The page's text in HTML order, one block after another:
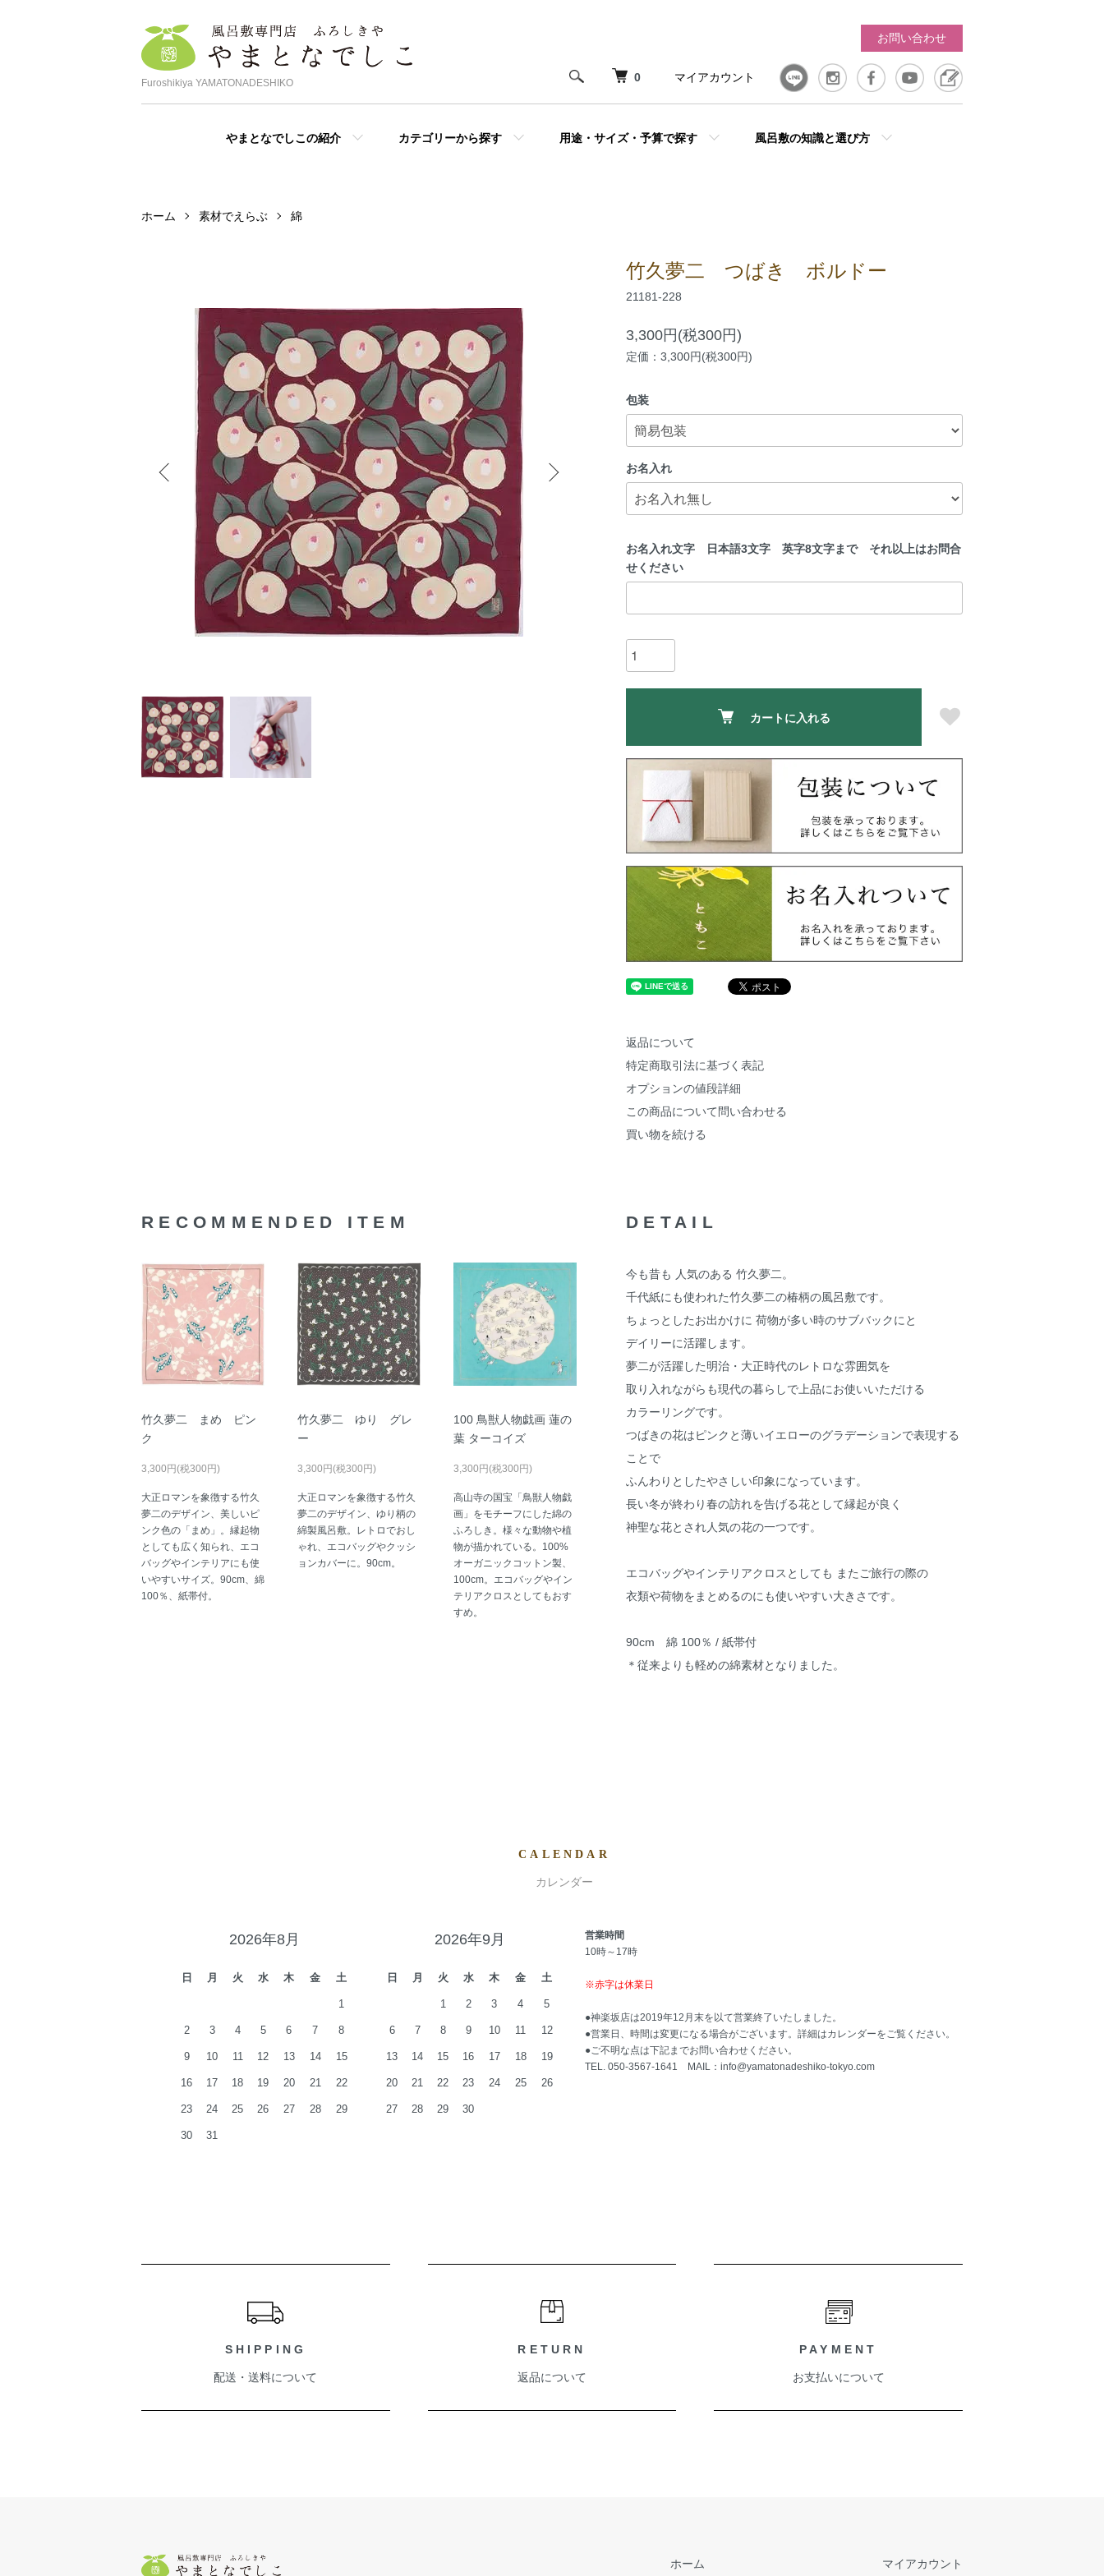
Furoshikiya YAMATONADESHIKO
お問い合わせ
0
やまとなでしこの紹介 カテゴリーから探す 用途・サイズ・予算で探す 風呂敷の知識と選び方
マイアカウント
ホーム 素材でえらぶ 綿
竹久夢二 つばき ボルドー
21181-228
3,300円(税300円)
定価：3,300円(税300円)
包装
お名入れ
お名入れ文字 日本語3文字 英字8文字まで それ以上はお問合
せください
カートに入れる
返品について
特定商取引法に基づく表記
オプションの値段詳細
この商品について問い合わせる
買い物を続ける
DETAIL
今も昔も 人気のある 竹久夢二。
千代紙にも使われた竹久夢二の椿柄の風呂敷です。
ちょっとしたお出かけに 荷物が多い時のサブバックにと
デイリーに活躍します。
夢二が活躍した明治・大正時代のレトロな雰囲気を
取り入れながらも現代の暮らしで上品にお使いいただける
カラーリングです。
つばきの花はピンクと薄いイエローのグラデーションで表現する
ことで
ふんわりとしたやさしい印象になっています。
長い冬が終わり春の訪れを告げる花として縁起が良く
神聖な花とされ人気の花の一つです。
エコバッグやインテリアクロスとしても またご旅行の際の
衣類や荷物をまとめるのにも使いやすい大きさです。
90cm 綿 100％ / 紙帯付
＊従来よりも軽めの綿素材となりました。
RECOMMENDED ITEM
竹久夢二 まめ ピン
ク
3,300円(税300円)
大正ロマンを象徴する竹久
夢二のデザイン、美しいピ
ンク色の「まめ」。縁起物
としても広く知られ、エコ
バッグやインテリアにも使
いやすいサイズ。90cm、綿
100％、紙帯付。
竹久夢二 ゆり グレ
ー
3,300円(税300円)
大正ロマンを象徴する竹久
夢二のデザイン、ゆり柄の
綿製風呂敷。レトロでおし
ゃれ、エコバッグやクッシ
ョンカバーに。90cm。
100 鳥獣人物戯画 蓮の
葉 ターコイズ
3,300円(税300円)
高山寺の国宝「鳥獣人物戯
画」をモチーフにした綿の
ふろしき。様々な動物や植
物が描かれている。100%
オーガニックコットン製、
100cm。エコバッグやイン
テリアクロスとしてもおす
すめ。
CALENDAR
カレンダー
2026年8月
日 月 火 水 木 金 土
1
2 3 4 5 6 7 8
9 10 11 12 13 14 15
16 17 18 19 20 21 22
23 24 25 26 27 28 29
30 31
2026年9月
日 月 火 水 木 金 土
1 2 3 4 5
6 7 8 9 10 11 12
13 14 15 16 17 18 19
20 21 22 23 24 25 26
27 28 29 30
営業時間
10時～17時
※赤字は休業日
●神楽坂店は2019年12月末を以て営業終了いたしました。
●営業日、時間は変更になる場合がございます。詳細はカレンダーをご覧ください。
●ご不明な点は下記までお問い合わせください。
TEL. 050-3567-1641 MAIL： info@yamatonadeshiko-tokyo.com
SHIPPING
配送・送料について
RETURN
返品について
PAYMENT
お支払いについて
ホーム マイアカウント